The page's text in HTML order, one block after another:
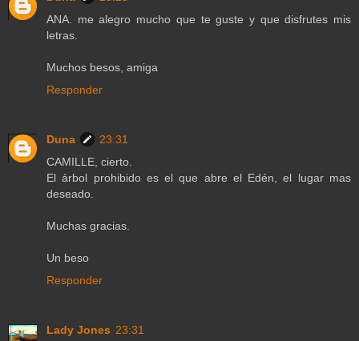
ANA. me alegro mucho que te guste y que disfrutes mis
letras.
Muchos besos, amiga
Responder
Duna
23:31
CAMILLE, cierto.
El árbol prohibido es el que abre el Edén, el lugar mas
deseado.
Muchas gracias.
Un beso
Responder
Lady Jones 23:31